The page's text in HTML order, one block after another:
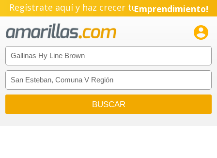
Regístrate aquí y haz crecer tuEmprendimiento!
